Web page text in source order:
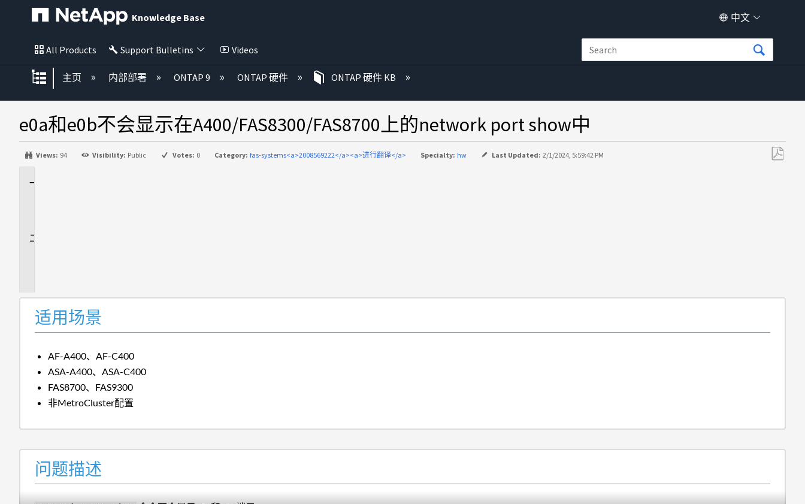
Knowledge Base 中文
All Products Support Bulletins Videos
扩展/隐缩全局层次
主页 内部部署 ONTAP 9 ONTAP 硬件 ONTAP 硬件 KB
e0a和e0b不会显示在A400/FAS8300/FAS8700上的network port show中
Views: 94 Visibility: Public Votes: 0 Category: fas-systems<a>2008569222</a><a>进行翻译</a> Specialty: hw Last Updated: 2/1/2024, 5:59:42 PM
适用场景
AF-A400、AF-C400
ASA-A400、ASA-C400
FAS8700、FAS9300
非MetroCluster配置
问题描述